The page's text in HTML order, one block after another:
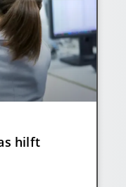
hilft